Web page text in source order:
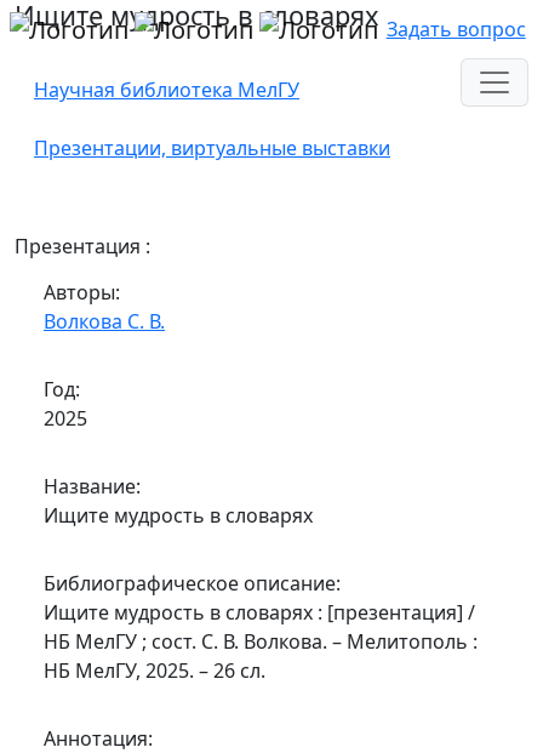
Задать вопрос
Ищите мудрость в словарях
Научная библиотека МелГУ
Презентации, виртуальные выставки
Презентация :
Авторы:
Волкова С. В.
Год:
2025
Название:
Ищите мудрость в словарях
Библиографическое описание:
Ищите мудрость в словарях : [презентация] /
НБ МелГУ ; сост. С. В. Волкова. – Мелитополь :
НБ МелГУ, 2025. – 26 сл.
Аннотация: